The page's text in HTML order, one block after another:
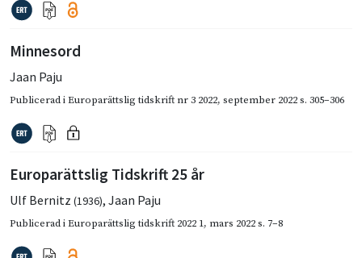
Minnesord
Jaan Paju
Publicerad iEuroparättslig tidskrift nr 3 2022, september 2022s. 305–306
Europarättslig Tidskrift 25 år
Ulf Bernitz (1936), Jaan Paju
Publicerad iEuroparättslig tidskrift 2022 1, mars 2022s. 7–8